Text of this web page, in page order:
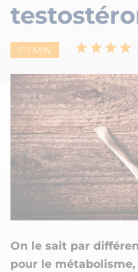
1 MIN
On le sait par
pour le